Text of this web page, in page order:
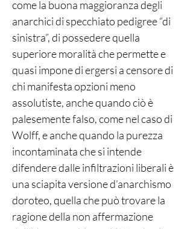
come la buona maggioranza degli
anarchici di specchiato pedigree “di
sinistra”, di possedere quella
superiore moralità che permette e
quasi impone di ergersi a censore di
chi manifesta opzioni meno
assolutiste, anche quando ciò è
palesemente falso, come nel caso di
Wolff, e anche quando la purezza
incontaminata che si intende
difendere dalle infiltrazioni liberali è
una sciapita versione d’anarchismo
doroteo, quella che può trovare la
ragione della non affermazione